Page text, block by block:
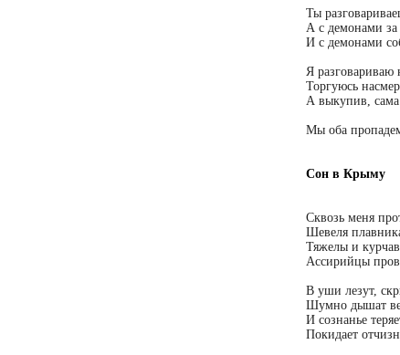
Ты
А с демонами
И с демонами
Я
Торгуюсь
А выкупив, сама
Мы оба
Сон в Крыму
Сквозь меня
Шевеля
Тяжелы и
Ассирийцы
В уши лезут,
Шумно дышат
И сознанье
Покидает